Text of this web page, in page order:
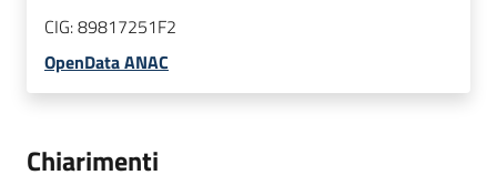
CIG:89817251F2
OpenData ANAC
Chiarimenti